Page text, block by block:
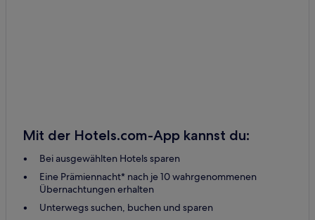
Mit der Hotels.com-App kannst du:
Bei ausgewählten Hotels sparen
Eine Prämiennacht* nach je 10 wahrgenommenen
Übernachtungen erhalten
Unterwegs suchen, buchen und sparen